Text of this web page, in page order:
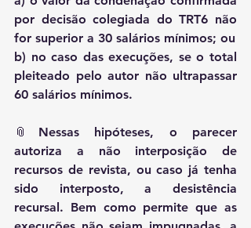
por decisão colegiada do TRT6 não
for superior a 30 salários mínimos; ou
b) no caso das execuções, se o total
pleiteado pelo autor não ultrapassar
60 salários mínimos.
📎Nessas hipóteses, o parecer
autoriza a não interposição de
recursos de revista, ou caso já tenha
sido interposto, a desistência
recursal. Bem como permite que as